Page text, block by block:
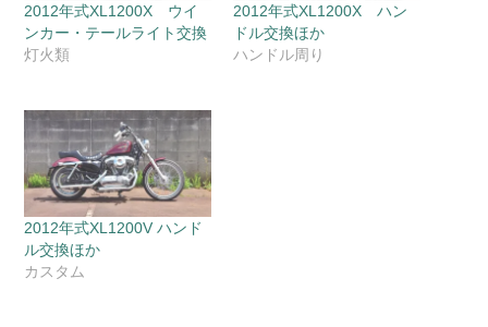
2012年式XL1200X ウイ
ンカー・テールライト交換
灯火類
2012年式XL1200X ハン
ドル交換ほか
ハンドル周り
2012年式XL1200V ハンド
ル交換ほか
カスタム